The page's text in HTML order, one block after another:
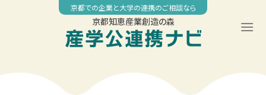
京都での企業と大学の連携のご相談なら
京都知恵産業創造の森